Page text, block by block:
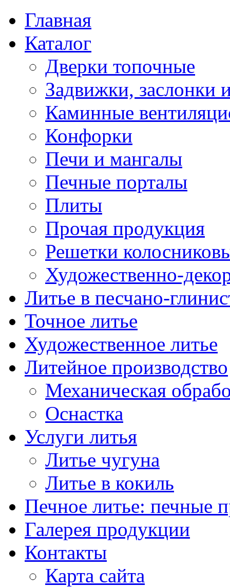
Главная
Каталог
Дверки топочные
Задвижки, заслонки
Каминные
Конфорки
Печи и мангалы
Печные порталы
Плиты
Прочая продукция
Решетки
Художественно-
Литье в песчано-
Точное литье
Художественное литье
Литейное производство
Механическая
Оснастка
Услуги литья
Литье чугуна
Литье в кокиль
Печное литье: печные
Галерея продукции
Контакты
Карта сайта